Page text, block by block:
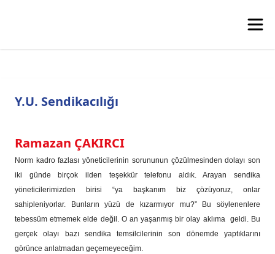
Y.U. Sendikacılığı
Ramazan ÇAKIRCI
Norm kadro fazlası yöneticilerinin sorununun çözülmesinden dolayı son
iki günde birçok ilden teşekkür telefonu aldık. Arayan sendika
yöneticilerimizden birisi “ya başkanım biz çözüyoruz, onlar
sahipleniyorlar. Bunların yüzü de kızarmıyor mu?” Bu söylenenlere
tebessüm etmemek elde değil. O an yaşanmış bir olay aklıma geldi. Bu
gerçek olayı bazı sendika temsilcilerinin son dönemde yaptıklarını
görünce anlatmadan geçemeyeceğim.